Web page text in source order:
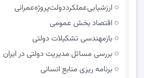
ارزشیابی‌عملکرد‌دولت‌پروژه‌عمرانی
اقتصاد بخش عمومی
بازمهندسی تشکیلات دولتی
بررسی مسائل مدیریت دولتی در ایران
برنامه ریزی منابع انسانی